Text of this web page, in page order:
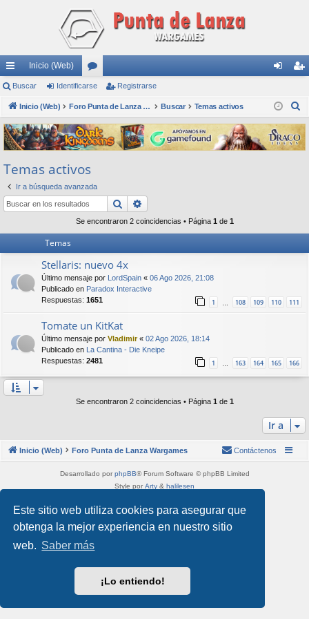
Este sitio web utiliza cookies para asegurar que
obtenga la mejor experiencia en nuestro sitio
web. Saber más
¡Lo entiendo!
nl
ac
es
rá
pi
do
s
Inicio (Web)
or
os nti
fic
ar
ist
ra
rs
Buscar Identificarse Registrarse
Inicio (Web) Foro Punta de Lanza Wargames Buscar Temas activos
s
c
Temas activos
Ir a búsqueda avanzada
Buscar
Se encontraron 2 coincidencias • Página 1 de 1
Temas
Stellaris: nuevo 4x
Último mensaje por LordSpain « 06 Ago 2026, 21:08
Publicado en Paradox Interactive
Respuestas: 1651 1 108 109 110 111
Tomate un KitKat
Último mensaje por Vladimir« 02 Ago 2026, 18:14
Publicado en La Cantina - Die Kneipe
Respuestas: 2481 1 163 164 165 166
Se encontraron 2 coincidencias • Página 1 de 1
Ir a
Inicio (Web) Foro Punta de Lanza Wargames Contáctenos
Desarrollado por phpBB® Forum Software © phpBB Limited
Style por Arty & halilesen
Privacidad| Condiciones